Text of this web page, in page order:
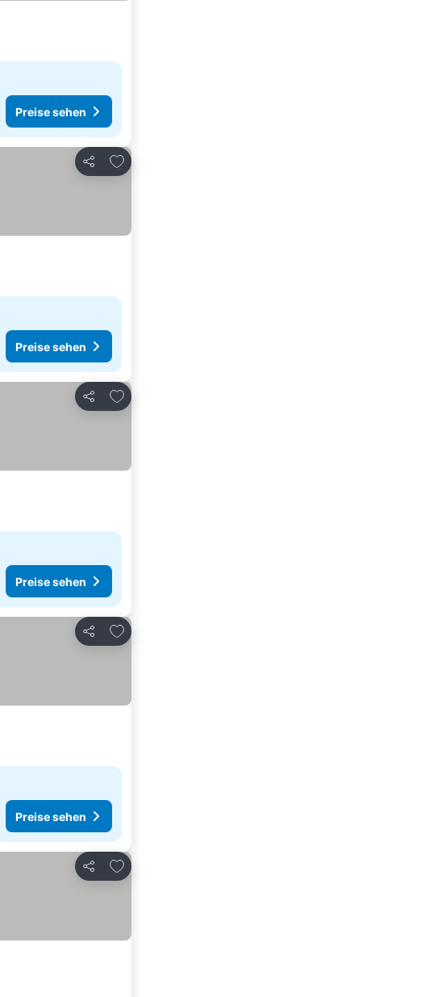
Preise sehen
Teilen
Zu Favoriten hinzufügen
Preise sehen
Teilen
Zu Favoriten hinzufügen
Preise sehen
Teilen
Zu Favoriten hinzufügen
Preise sehen
Teilen
Zu Favoriten hinzufügen